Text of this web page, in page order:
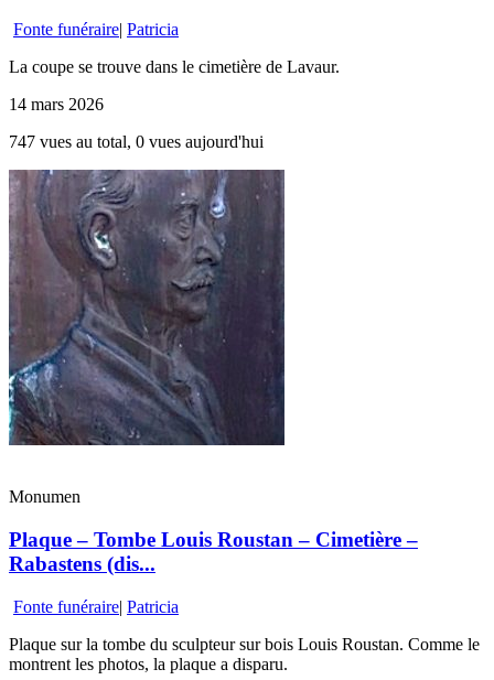
Fonte funéraire| Patricia
La coupe se trouve dans le cimetière de Lavaur.
14 mars 2026
747 vues au total, 0 vues aujourd'hui
Monumen
Plaque – Tombe Louis Roustan – Cimetière –
Rabastens (dis...
Fonte funéraire| Patricia
Plaque sur la tombe du sculpteur sur bois Louis Roustan. Comme le
montrent les photos, la plaque a disparu.